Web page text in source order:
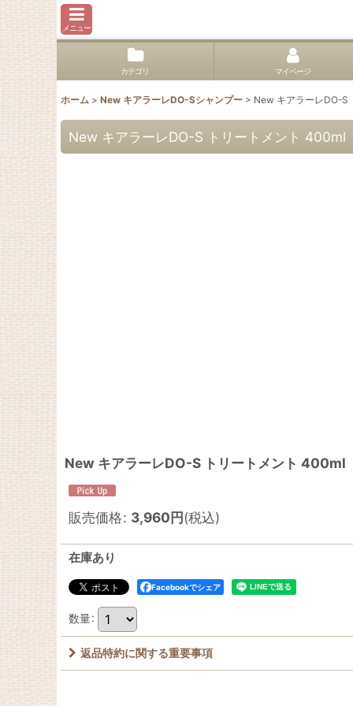
メニュー
カテゴリ マイページ
ホーム > New キアラーレDO-Sシャンプー > New キアラーレDO-S
New キアラーレDO-S トリートメント 400ml
New キアラーレDO-S トリートメント 400ml
販売価格: 3,960円(税込)
在庫あり
Facebookでシェア
数量:
返品特約に関する重要事項